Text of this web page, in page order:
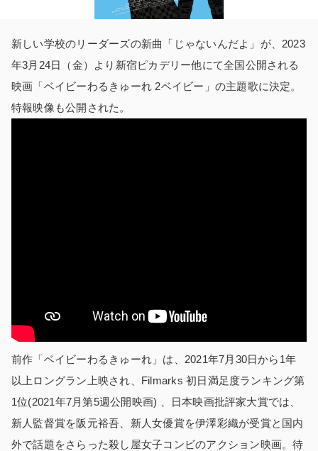
新しい学校のリーダーズの新曲「じゃないんだよ」が、2023
年3月24日（金）より新宿ピカデリー他にて全国公開される
映画「ベイビーわるきゅーれ 2ベイビー」の主題歌に決定。
特報映像も公開された。
前作「ベイビーわるきゅーれ」は、2021年7月30日から1年
以上ロングラン上映され、Filmarks 初日満足度ランキング第
1位(2021年7月第5週公開映画) 、日本映画批評家大賞では、
新人監督賞を阪元裕吾、新人女優賞を伊澤彩織が受賞と国内
外で話題をさらった殺し屋女子コンビのアクション映画。待